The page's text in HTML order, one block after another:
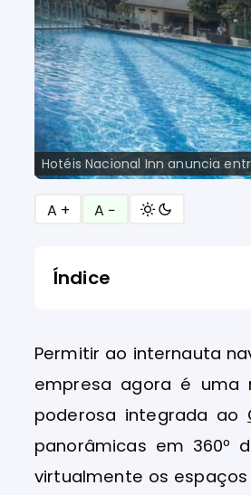
Hotéis Nacional Inn anuncia
A + A −
Índice
Permitir ao internauta
empresa agora é uma
poderosa integrada ao
panorâmicas em 360º
virtualmente os